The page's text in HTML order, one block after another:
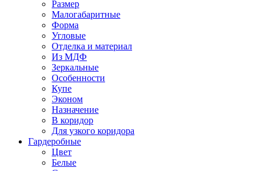
Размер
Малогабаритные
Форма
Угловые
Отделка и материал
Из МДФ
Зеркальные
Особенности
Купе
Эконом
Назначение
В коридор
Для узкого коридора
Гардеробные
Цвет
Белые